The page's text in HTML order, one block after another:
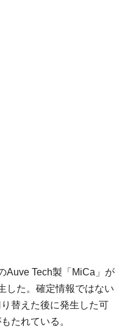
Auve Tech製「MiCa」が
した。確定情報ではない
替えた後に発生した可
たれている。